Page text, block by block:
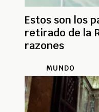
Estos son los
retirado de la
razones
MUNDO